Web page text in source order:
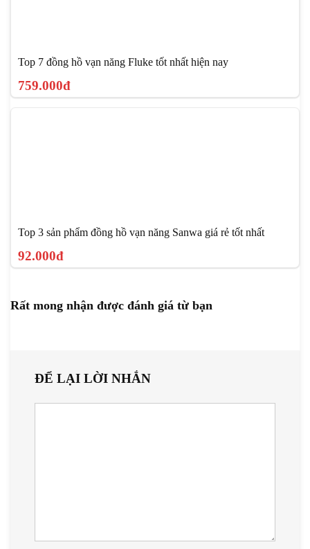
Top 7 đồng hồ vạn năng Fluke tốt nhất hiện nay
759.000đ
Top 3 sản phẩm đồng hồ vạn năng Sanwa giá rẻ tốt nhất
92.000đ
Rất mong nhận được đánh giá từ bạn
ĐỂ LẠI LỜI NHẮN